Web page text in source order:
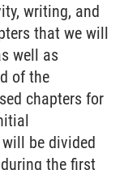
writing, and
that we will
well as
of the
chapters for
be divided
the first